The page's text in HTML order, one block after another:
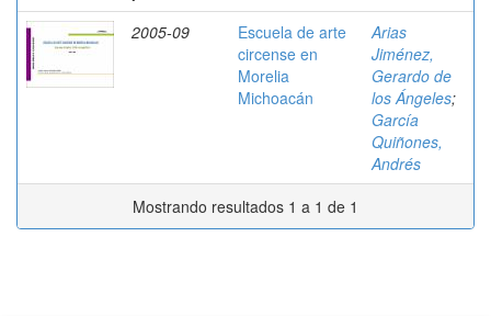
2005-09
Escuela de arte
circense en
Morelia
Michoacán
Arias
Jiménez,
Gerardo de
los Ángeles;
García
Quiñones,
Andrés
Mostrando resultados 1 a 1 de 1